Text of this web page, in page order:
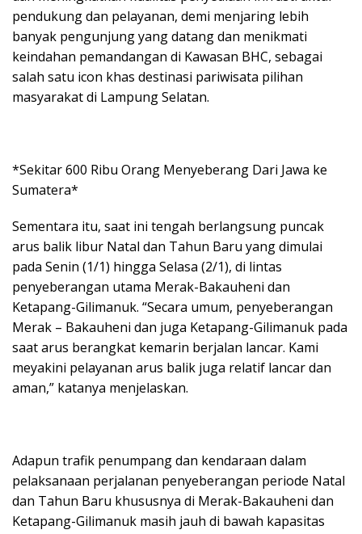
pendukung dan pelayanan, demi menjaring lebih
banyak pengunjung yang datang dan menikmati
keindahan pemandangan di Kawasan BHC, sebagai
salah satu icon khas destinasi pariwisata pilihan
masyarakat di Lampung Selatan.
*Sekitar 600 Ribu Orang Menyeberang Dari Jawa ke
Sumatera*
Sementara itu, saat ini tengah berlangsung puncak
arus balik libur Natal dan Tahun Baru yang dimulai
pada Senin (1/1) hingga Selasa (2/1), di lintas
penyeberangan utama Merak-Bakauheni dan
Ketapang-Gilimanuk. “Secara umum, penyeberangan
Merak – Bakauheni dan juga Ketapang-Gilimanuk pada
saat arus berangkat kemarin berjalan lancar. Kami
meyakini pelayanan arus balik juga relatif lancar dan
aman,” katanya menjelaskan.
Adapun trafik penumpang dan kendaraan dalam
pelaksanaan perjalanan penyeberangan periode Natal
dan Tahun Baru khususnya di Merak-Bakauheni dan
Ketapang-Gilimanuk masih jauh di bawah kapasitas